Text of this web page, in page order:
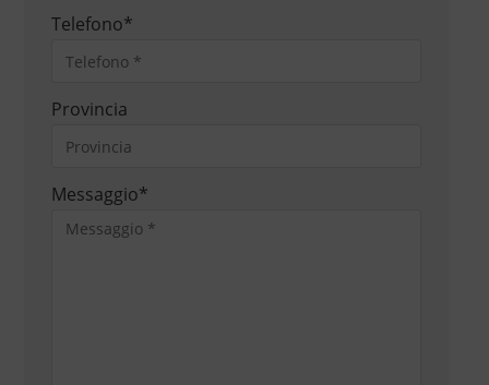
Telefono*
Provincia
Messaggio*